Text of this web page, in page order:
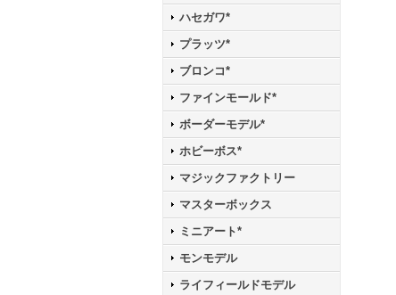
ハセガワ*
プラッツ*
ブロンコ*
ファインモールド*
ボーダーモデル*
ホビーボス*
マジックファクトリー
マスターボックス
ミニアート*
モンモデル
ライフィールドモデル